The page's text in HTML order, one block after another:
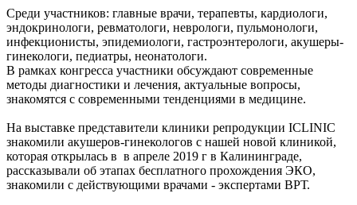
Среди участников: главные врачи, терапевты, кардиологи,
эндокринологи, ревматологи, неврологи, пульмонологи,
инфекционисты, эпидемиологи, гастроэнтерологи, акушеры-
гинекологи, педиатры, неонатологи.
В рамках конгресса участники обсуждают современные
методы диагностики и лечения, актуальные вопросы,
знакомятся с современными тенденциями в медицине.
На выставке представители клиники репродукции ICLINIC
знакомили акушеров-гинекологов с нашей новой клиникой,
которая открылась в в апреле 2019 г в Калининграде,
рассказывали об этапах бесплатного прохождения ЭКО,
знакомили с действующими врачами - экспертами ВРТ.